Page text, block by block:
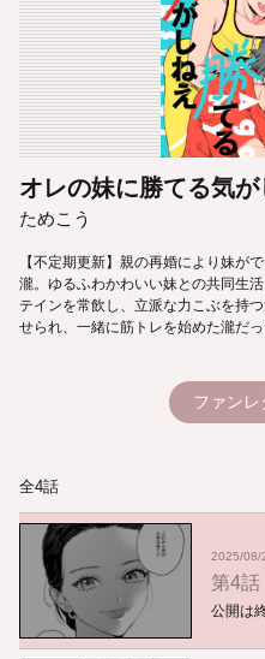
オレの妹に勝てる気が
ためこう
【不定期更新】親の再婚により妹が
瀧。ゆるふわかわいい妹との共同生
テインを常飲し、立派な力こぶを持
せられ、一緒に筋トレを始めた瀧だっ
ファンレ
全4話
2025/08/
第4話
公開は